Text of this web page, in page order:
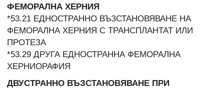
ФЕМОРАЛНА ХЕРНИЯ
*53.21 ЕДНОСТРАННО ВЪЗСТАНОВЯВАНЕ НА
ФЕМОРАЛНА ХЕРНИЯ С ТРАНСПЛАНТАТ ИЛИ
ПРОТЕЗА
*53.29 ДРУГА ЕДНОСТРАННА ФЕМОРАЛНА
ХЕРНИОРАФИЯ
ДВУСТРАННО ВЪЗСТАНОВЯВАНЕ ПРИ